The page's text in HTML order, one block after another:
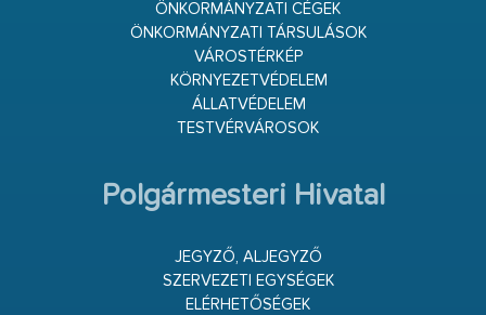
ÖNKORMÁNYZATI CÉGEK
ÖNKORMÁNYZATI TÁRSULÁSOK
VÁROSTÉRKÉP
KÖRNYEZETVÉDELEM
ÁLLATVÉDELEM
TESTVÉRVÁROSOK
Polgármesteri Hivatal
JEGYZŐ, ALJEGYZŐ
SZERVEZETI EGYSÉGEK
ELÉRHETŐSÉGEK